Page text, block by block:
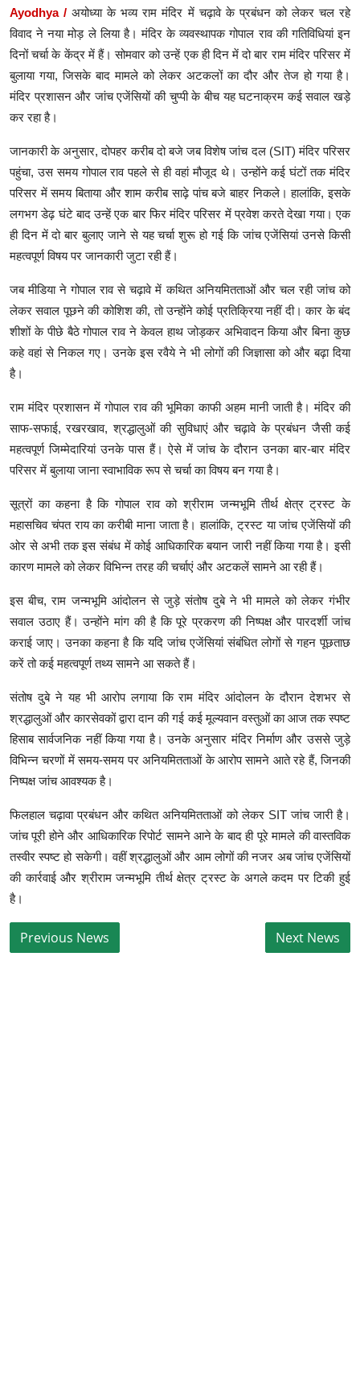
Ayodhya /अयोध्या के भव्य राम मंदिर में चढ़ावे के प्रबंधन को लेकर चल रहे
विवाद ने नया मोड़ ले लिया है। मंदिर के व्यवस्थापक गोपाल राव की गतिविधियां इन
दिनों चर्चा के केंद्र में हैं। सोमवार को उन्हें एक ही दिन में दो बार राम मंदिर परिसर में
बुलाया गया, जिसके बाद मामले को लेकर अटकलों का दौर और तेज हो गया है।
मंदिर प्रशासन और जांच एजेंसियों की चुप्पी के बीच यह घटनाक्रम कई सवाल खड़े
कर रहा है।
जानकारी के अनुसार, दोपहर करीब दो बजे जब विशेष जांच दल (SIT) मंदिर परिसर
पहुंचा, उस समय गोपाल राव पहले से ही वहां मौजूद थे। उन्होंने कई घंटों तक मंदिर
परिसर में समय बिताया और शाम करीब साढ़े पांच बजे बाहर निकले। हालांकि, इसके
लगभग डेढ़ घंटे बाद उन्हें एक बार फिर मंदिर परिसर में प्रवेश करते देखा गया। एक
ही दिन में दो बार बुलाए जाने से यह चर्चा शुरू हो गई कि जांच एजेंसियां उनसे किसी
महत्वपूर्ण विषय पर जानकारी जुटा रही हैं।
जब मीडिया ने गोपाल राव से चढ़ावे में कथित अनियमितताओं और चल रही जांच को
लेकर सवाल पूछने की कोशिश की, तो उन्होंने कोई प्रतिक्रिया नहीं दी। कार के बंद
शीशों के पीछे बैठे गोपाल राव ने केवल हाथ जोड़कर अभिवादन किया और बिना कुछ
कहे वहां से निकल गए। उनके इस रवैये ने भी लोगों की जिज्ञासा को और बढ़ा दिया
है।
राम मंदिर प्रशासन में गोपाल राव की भूमिका काफी अहम मानी जाती है। मंदिर की
साफ-सफाई, रखरखाव, श्रद्धालुओं की सुविधाएं और चढ़ावे के प्रबंधन जैसी कई
महत्वपूर्ण जिम्मेदारियां उनके पास हैं। ऐसे में जांच के दौरान उनका बार-बार मंदिर
परिसर में बुलाया जाना स्वाभाविक रूप से चर्चा का विषय बन गया है।
सूत्रों का कहना है कि गोपाल राव को श्रीराम जन्मभूमि तीर्थ क्षेत्र ट्रस्ट के
महासचिव चंपत राय का करीबी माना जाता है। हालांकि, ट्रस्ट या जांच एजेंसियों की
ओर से अभी तक इस संबंध में कोई आधिकारिक बयान जारी नहीं किया गया है। इसी
कारण मामले को लेकर विभिन्न तरह की चर्चाएं और अटकलें सामने आ रही हैं।
इस बीच, राम जन्मभूमि आंदोलन से जुड़े संतोष दुबे ने भी मामले को लेकर गंभीर
सवाल उठाए हैं। उन्होंने मांग की है कि पूरे प्रकरण की निष्पक्ष और पारदर्शी जांच
कराई जाए। उनका कहना है कि यदि जांच एजेंसियां संबंधित लोगों से गहन पूछताछ
करें तो कई महत्वपूर्ण तथ्य सामने आ सकते हैं।
संतोष दुबे ने यह भी आरोप लगाया कि राम मंदिर आंदोलन के दौरान देशभर से
श्रद्धालुओं और कारसेवकों द्वारा दान की गई कई मूल्यवान वस्तुओं का आज तक स्पष्ट
हिसाब सार्वजनिक नहीं किया गया है। उनके अनुसार मंदिर निर्माण और उससे जुड़े
विभिन्न चरणों में समय-समय पर अनियमितताओं के आरोप सामने आते रहे हैं, जिनकी
निष्पक्ष जांच आवश्यक है।
फिलहाल चढ़ावा प्रबंधन और कथित अनियमितताओं को लेकर SIT जांच जारी है।
जांच पूरी होने और आधिकारिक रिपोर्ट सामने आने के बाद ही पूरे मामले की वास्तविक
तस्वीर स्पष्ट हो सकेगी। वहीं श्रद्धालुओं और आम लोगों की नजर अब जांच एजेंसियों
की कार्रवाई और श्रीराम जन्मभूमि तीर्थ क्षेत्र ट्रस्ट के अगले कदम पर टिकी हुई
है।